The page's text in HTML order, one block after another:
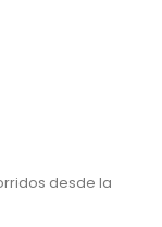
desde la